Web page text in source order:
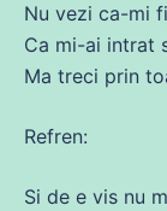
Nu vezi ca-mi
Ca mi-ai intrat
Ma treci prin
Refren:
Si de e vis nu